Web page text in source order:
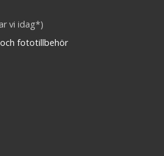
vi idag*)
fototillbehör